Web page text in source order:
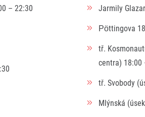
– 22:30
Jarmily
Pöttingova
tř.
centra) 18:00
tř. Svobody
Mlýnská